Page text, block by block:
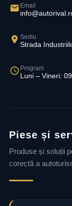
Email
Sediu
Strada
Program
Luni – Vineri:
Piese și
Produse și soluții
corectă a